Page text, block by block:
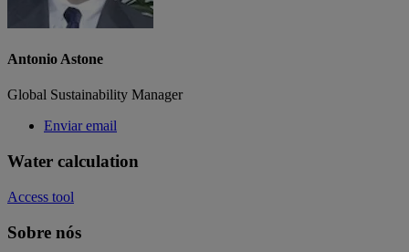
Antonio Astone
Global Sustainability Manager
Enviar email
Water calculation
Access tool
Sobre nós